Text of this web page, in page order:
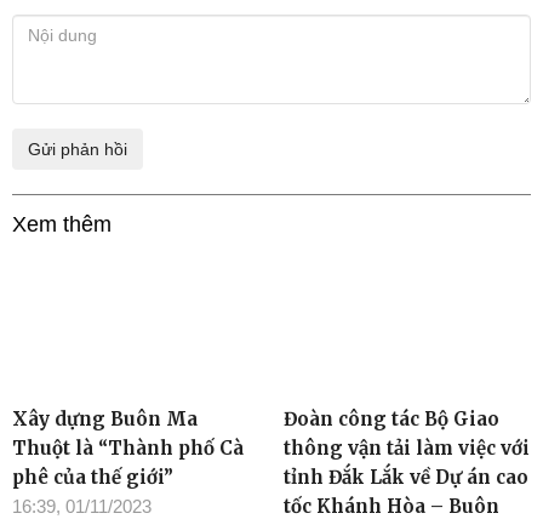
Xem thêm
Xây dựng Buôn Ma
Thuột là “Thành phố Cà
phê của thế giới”
16:39, 01/11/2023
Đoàn công tác Bộ Giao
thông vận tải làm việc với
tỉnh Đắk Lắk về Dự án cao
tốc Khánh Hòa – Buôn